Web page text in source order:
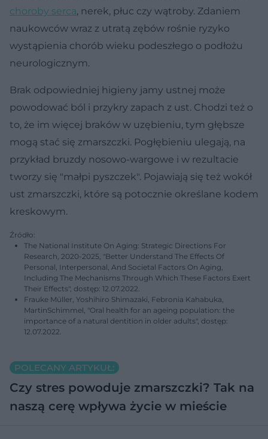
choroby serca, nerek, płuc czy wątroby. Zdaniem
naukowców wraz z utratą zębów rośnie ryzyko
wystąpienia chorób wieku podeszłego o podłożu
neurologicznym.
Brak odpowiedniej higieny jamy ustnej może
powodować ból i przykry zapach z ust. Chodzi też o
to, że im więcej braków w uzębieniu, tym głębsze
mogą stać się zmarszczki. Pogłębieniu ulegają, na
przykład bruzdy nosowo-wargowe i w rezultacie
tworzy się "małpi pyszczek". Pojawiają się też wokół
ust zmarszczki, które są potocznie określane kodem
kreskowym.
Źródło:
The National Institute On Aging: Strategic Directions For
Research, 2020-2025, "Better Understand The Effects Of
Personal, Interpersonal, And Societal Factors On Aging,
Including The Mechanisms Through Which These Factors Exert
Their Effects", dostęp: 12.07.2022.
Frauke Müller, Yoshihiro Shimazaki, Febronia Kahabuka,
MartinSchimmel, "Oral health for an ageing population: the
importance of a natural dentition in older adults", dostęp:
12.07.2022.
POLECANY ARTYKUŁ:
Czy stres powoduje zmarszczki? Tak na
naszą cerę wpływa życie w mieście